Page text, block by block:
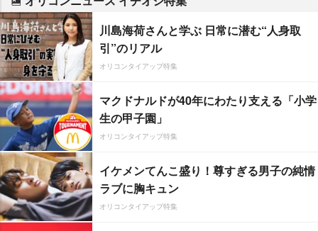
川島海荷さんと学ぶ 日常に潜む“人身取
引”のリアル
オリコンタイアップ特集
マクドナルドが40年にわたり支える「小学
生の甲子園」
オリコンタイアップ特集
イケメンてんこ盛り！尊すぎる男子の純情
ラブに胸キュン
オリコンタイアップ特集